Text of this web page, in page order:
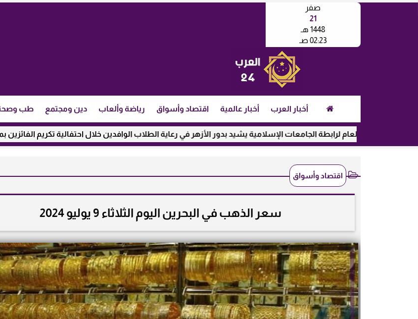
صفر
21
1448 هـ
02:23 صـ
أخبار العرب أخبار عالمية اقتصاد وأسواق رياضة وألعاب دين ومجتمع طب
العام لرابطة الجامعات الإسلامية يشيد بدور الأزهر في رعاية الطلاب الوافدين خلال احتفالية تكريم الفائزين بمسابقة
اقتصاد وأسواق
سعر الذهب في البحرين اليوم الثلاثاء 9 يوليو 2024